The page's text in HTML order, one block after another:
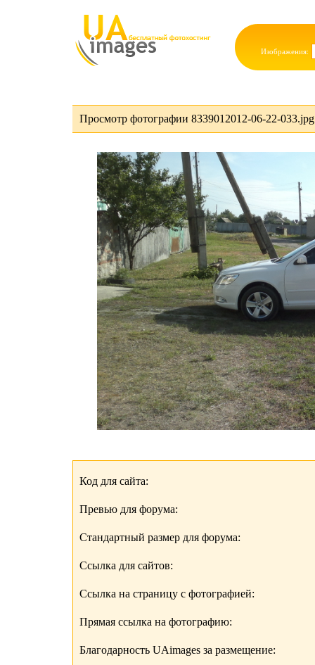
Изображения:
Просмотр фотографии 8339012012-06-22-
Код для сайта:
Превью для форума:
Стандартный размер для форума:
Ссылка для сайтов:
Ссылка на страницу с фотографией:
Прямая ссылка на фотографию:
Благодарность UAimages за размещение: